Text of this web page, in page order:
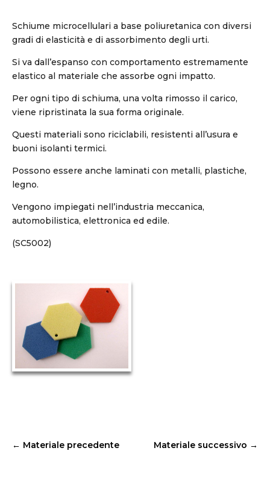
Schiume microcellulari a base poliuretanica con diversi
gradi di elasticità e di assorbimento degli urti.
Si va dall’espanso con comportamento estremamente
elastico al materiale che assorbe ogni impatto.
Per ogni tipo di schiuma, una volta rimosso il carico,
viene ripristinata la sua forma originale.
Questi materiali sono riciclabili, resistenti all’usura e
buoni isolanti termici.
Possono essere anche laminati con metalli, plastiche,
legno.
Vengono impiegati nell’industria meccanica,
automobilistica, elettronica ed edile.
(SC5002)
← Materiale precedente Materiale successivo →